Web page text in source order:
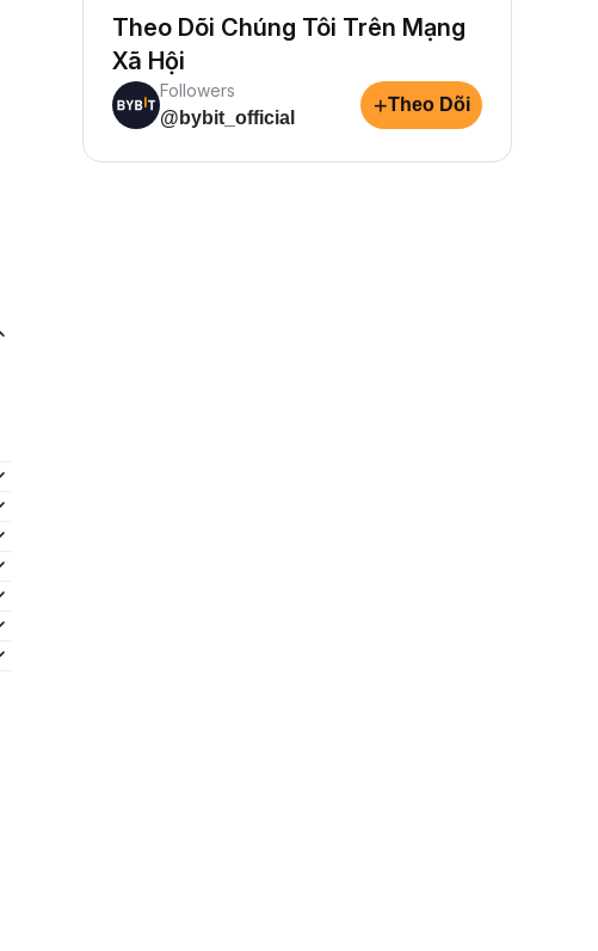
Theo Dõi Chúng Tôi Trên Mạng
Xã Hội
Followers
@bybit_official
+Theo Dõi